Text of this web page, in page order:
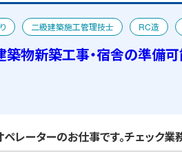
二級建築施工管理技士 RC造
築物新築工事・宿舎の準備
ーターのお仕事です。チェック業